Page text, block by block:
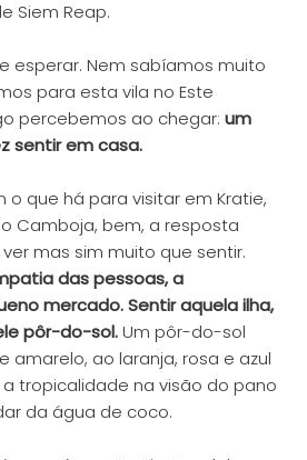
Siem Reap.
esperar. Nem sabíamos muito
para esta vila no Este
percebemos ao chegar: um
sentir em casa.
o que há para visitar em Kratie,
Camboja, bem, a resposta
mas sim muito que sentir.
das pessoas, a
mercado. Sentir aquela ilha,
pôr-do-sol.Um pôr-do-sol
amarelo, ao laranja, rosa e azul
tropicalidade na visão do pano
da água de coco.